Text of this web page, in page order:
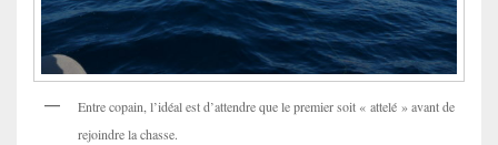
Entre copain, l’idéal est d’attendre que le premier soit « attelé » avant de
rejoindre la chasse.